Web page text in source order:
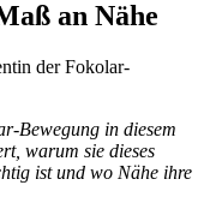
an Nähe
der Fokolar-
Bewegung in diesem
warum sie dieses
ist und wo Nähe ihre